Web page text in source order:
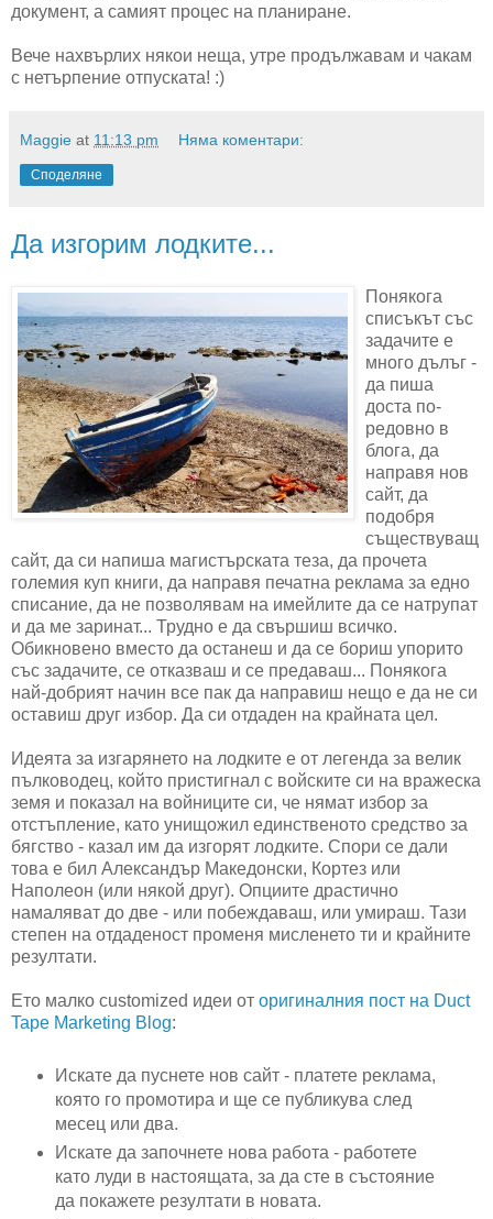
документ, а самият процес на планиране.
Вече нахвърлих някои неща, утре продължавам и чакам
с нетърпение отпуската! :)
Maggie at 11:13 pm Няма коментари:
Споделяне
Да изгорим лодките...
Понякога
списъкът със
задачите е
много дълъг -
да пиша
доста по-
редовно в
блога, да
направя нов
сайт, да
подобря
съществуващ
сайт, да си напиша магистърската теза, да прочета
големия куп книги, да направя печатна реклама за едно
списание, да не позволявам на имейлите да се натрупат
и да ме заринат... Трудно е да свършиш всичко.
Обикновено вместо да останеш и да се бориш упорито
със задачите, се отказваш и се предаваш... Понякога
най-добрият начин все пак да направиш нещо е да не си
оставиш друг избор. Да си отдаден на крайната цел.
Идеята за изгарянето на лодките е от легенда за велик
пълководец, който пристигнал с войските си на вражеска
земя и показал на войниците си, че нямат избор за
отстъпление, като унищожил единственото средство за
бягство - казал им да изгорят лодките. Спори се дали
това е бил Александър Македонски, Кортез или
Наполеон (или някой друг). Опциите драстично
намаляват до две - или побеждаваш, или умираш. Тази
степен на отдаденост променя мисленето ти и крайните
резултати.
Ето малко customized идеи от оригиналния пост на Duct
Tape Marketing Blog:
Искате да пуснете нов сайт - платете реклама,
която го промотира и ще се публикува след
месец или два.
Искате да започнете нова работа - работете
като луди в настоящата, за да сте в състояние
да покажете резултати в новата.